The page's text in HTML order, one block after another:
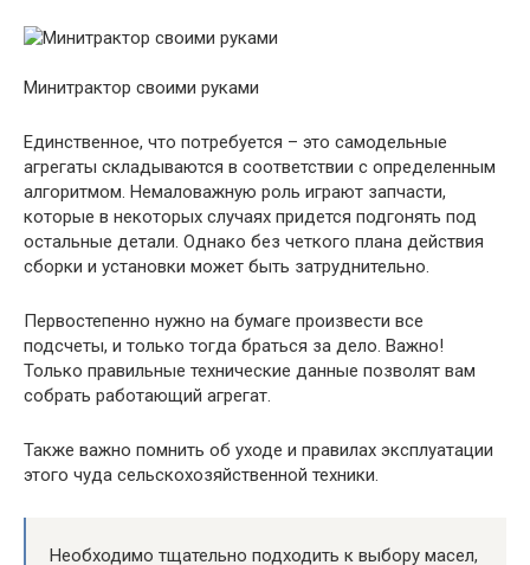
Минитрактор своими руками
Единственное, что потребуется – это самодельные
агрегаты складываются в соответствии с определенным
алгоритмом. Немаловажную роль играют запчасти,
которые в некоторых случаях придется подгонять под
остальные детали. Однако без четкого плана действия
сборки и установки может быть затруднительно.
Первостепенно нужно на бумаге произвести все
подсчеты, и только тогда браться за дело. Важно!
Только правильные технические данные позволят вам
собрать работающий агрегат.
Также важно помнить об уходе и правилах эксплуатации
этого чуда сельскохозяйственной техники.
Необходимо тщательно подходить к выбору масел,